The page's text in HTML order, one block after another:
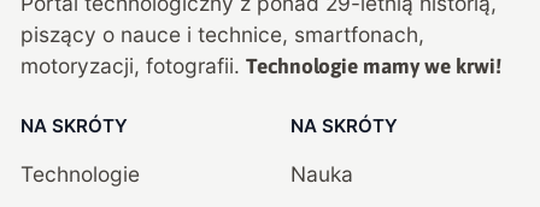
piszący o nauce i technice, smartfonach,
motoryzacji, fotografii. Technologie mamy we krwi!
NA SKRÓTY
Technologie
NA SKRÓTY
Nauka